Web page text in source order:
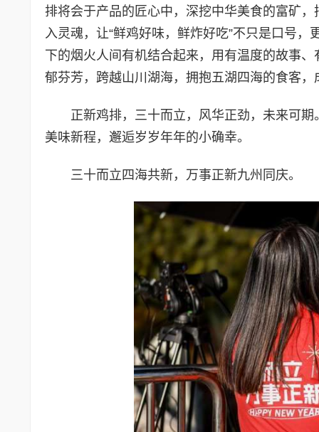
排将会于产品的匠心中，深挖中华美食的富矿
入灵魂，让“鲜鸡好味，鲜炸好吃”不只是口号
下的烟火人间有机结合起来，用有温度的故事
郁芬芳，跨越山川湖海，拥抱五湖四海的食客
正新鸡排，三十而立，风华正劲，未来可
美味新程，邂逅岁岁年年的小确幸。
三十而立四海共新，万事正新九州同庆。